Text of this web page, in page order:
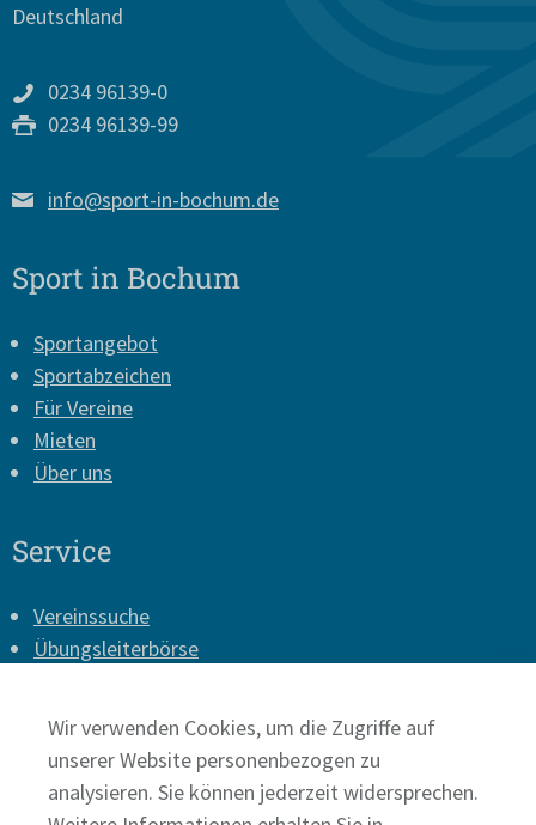
Deutschland
0234 96139-0
0234 96139-99
info@sport-in-bochum.de
Sport in Bochum
Sportangebot
Sportabzeichen
Für Vereine
Mieten
Über uns
Service
Vereinssuche
Übungsleiterbörse
Presse
Datenschutz
Wir verwenden Cookies, um die Zugriffe auf
unserer Website personenbezogen zu
analysieren. Sie können jederzeit widersprechen.